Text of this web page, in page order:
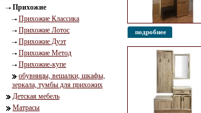
Прихожие
Прихожие Классика
Прихожие Лотос
Прихожие Дуэт
Прихожие Метод
Прихожие-купе
обувницы, вешалки, шкафы,
зеркала, тумбы для прихожих
Детская мебель
Матрасы
подробнее